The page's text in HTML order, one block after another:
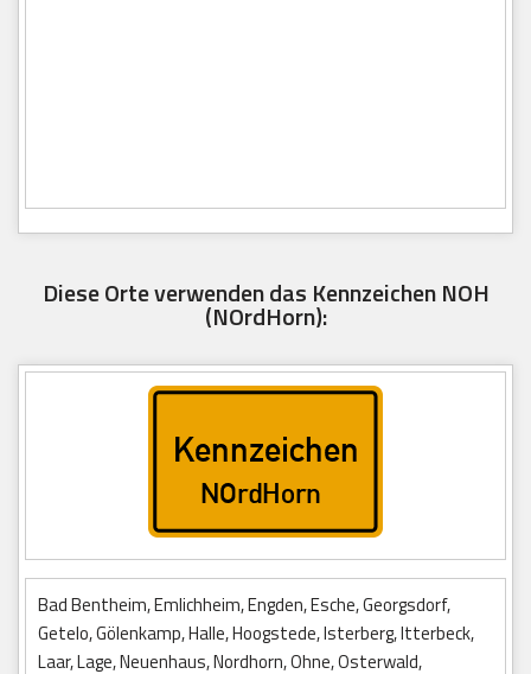
Diese Orte verwenden das Kennzeichen NOH
(NOrdHorn):
Bad Bentheim, Emlichheim, Engden, Esche, Georgsdorf,
Getelo, Gölenkamp, Halle, Hoogstede, Isterberg, Itterbeck,
Laar, Lage, Neuenhaus, Nordhorn, Ohne, Osterwald,